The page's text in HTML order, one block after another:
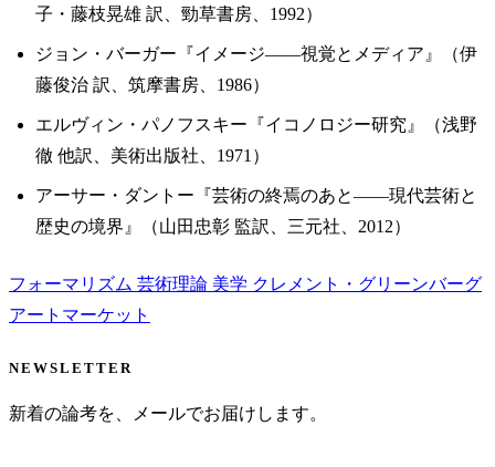
子・藤枝晃雄 訳、勁草書房、1992）
ジョン・バーガー『イメージ——視覚とメディア』（伊
藤俊治 訳、筑摩書房、1986）
エルヴィン・パノフスキー『イコノロジー研究』（浅野
徹 他訳、美術出版社、1971）
アーサー・ダントー『芸術の終焉のあと——現代芸術と
歴史の境界』（山田忠彰 監訳、三元社、2012）
フォーマリズム 芸術理論 美学 クレメント・グリーンバーグ
アートマーケット
NEWSLETTER
新着の論考を、メールでお届けします。